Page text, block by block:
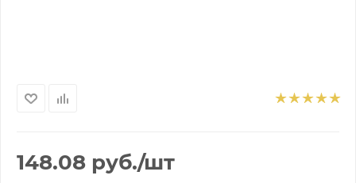
148.08 руб./шт